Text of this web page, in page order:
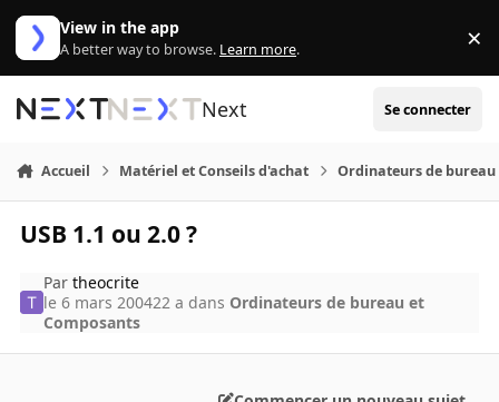
Aller au contenu
View in the app
A better way to browse. Learn more. ×
Next Se connecter
Accueil Matériel et Conseils d'achat Ordinateurs de bureau
USB 1.1 ou 2.0 ?
Partheocrite
le 6 mars 200422 a dans Ordinateurs de bureau et
Composants